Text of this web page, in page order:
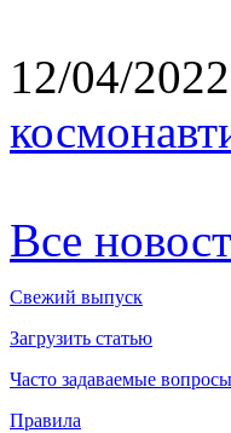
12/04/
Все
Свежий выпуск
Загрузить статью
Часто задаваемые вопросы
Правила